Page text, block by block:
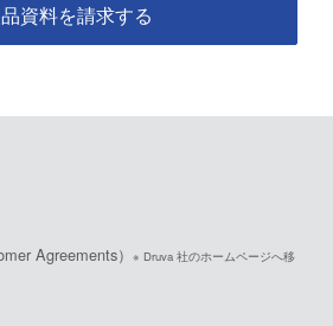
資料を請求する
Agreements） ※ Druva 社のホームページへ移